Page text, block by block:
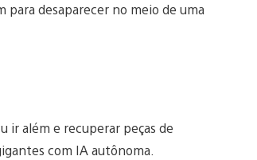
para desaparecer no meio de uma
ir além e recuperar peças de
com IA autônoma.